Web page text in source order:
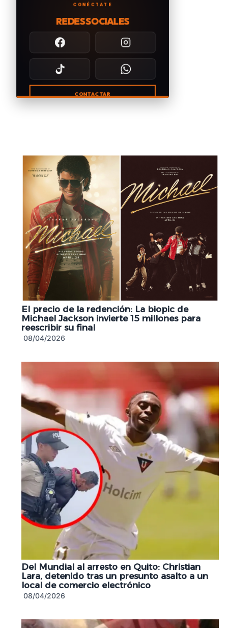
CONÉCTATE
REDES SOCIALES
CONTACTAR
El precio de la redención: La biopic de
Michael Jackson invierte 15 millones para
reescribir su final
08/04/2026
Del Mundial al arresto en Quito: Christian
Lara, detenido tras un presunto asalto a un
local de comercio electrónico
08/04/2026